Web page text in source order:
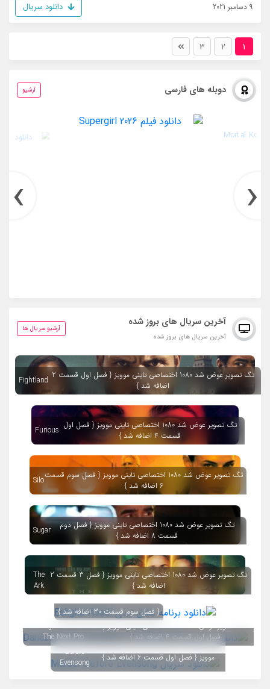
9 دسامبر 2021 دانلود سریال
1
2
3
دوبله های فارسی آرشیو
‹
›
آخرین سریال های بروز شده
آخرین سریال های بروز شده
آرشیو سریال ها
تگ تصویر عوض شد 1080 اختصاصی تاینی موویز { فصل اول قسمت 2
اضافه شد }
Fightland
تگ تصویر عوض شد 1080 اختصاصی تاینی موویز { فصل اول
قسمت 4 اضافه شد }
Furious
تگ تصویر عوض شد 1080 اختصاصی تاینی موویز { فصل سوم قسمت
6 اضافه شد }
Silo
تگ تصویر عوض شد 1080 اختصاصی تاینی موویز { فصل دوم
قسمت 8 اضافه شد }
Sugar
تگ تصویر عوض شد 1080 اختصاصی تاینی موویز { فصل 3 قسمت 2
اضافه شد }
The
Ark
{ فصل سوم قسمت 30 اضافه شد }
تگ تصویر عوض شد 720 اختصاصی تاینی موویز {
فصل اول قسمت 4 اضافه شد }
Dancing with the Stars:
The Next Pro
تگ تصویر عوض شد 1080 اختصاصی تاینی
موویز { فصل اول قسمت 6 اضافه شد }
Murder
Before
Evensong